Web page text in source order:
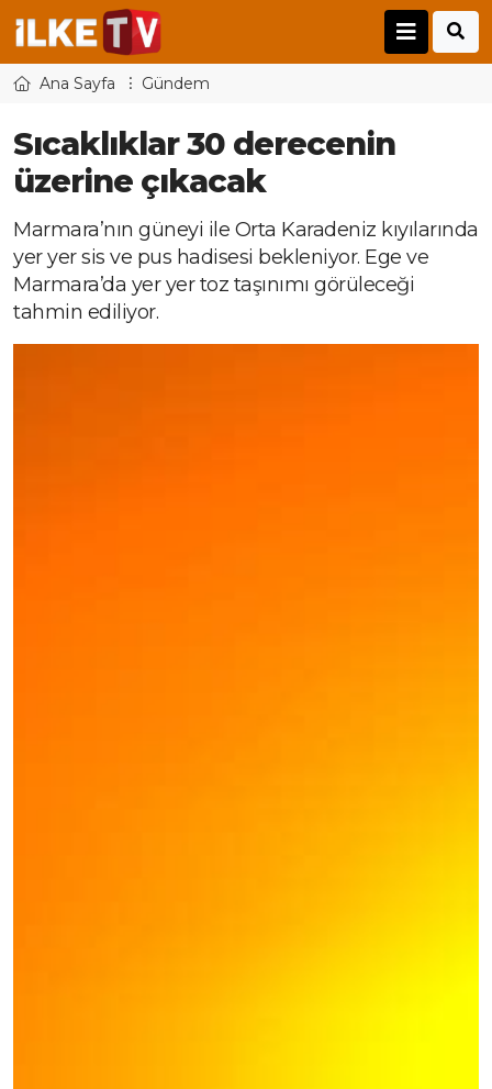
Ana Sayfa Gündem
Sıcaklıklar 30 derecenin
üzerine çıkacak
Marmara’nın güneyi ile Orta Karadeniz kıyılarında
yer yer sis ve pus hadisesi bekleniyor. Ege ve
Marmara’da yer yer toz taşınımı görüleceği
tahmin ediliyor.